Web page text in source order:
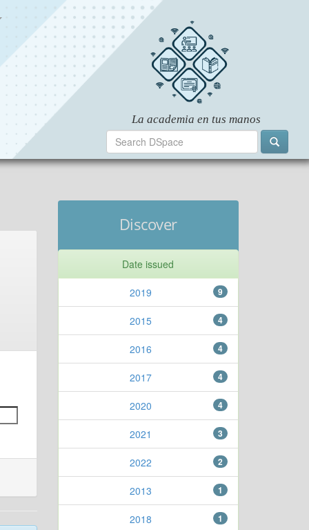
Discover
Date issued
9
2019
4
2015
4
2016
4
2017
4
2020
3
2021
2
2022
1
2013
1
2018